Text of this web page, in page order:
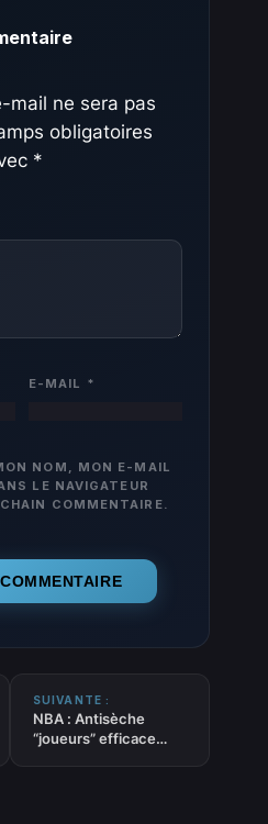
mail ne sera pas
obligatoires
*
E-MAIL *
NOM, MON E-MAIL
LE NAVIGATEUR
COMMENTAIRE.
SUIVANTE :
NBA : Antisèche
“joueurs” efficace